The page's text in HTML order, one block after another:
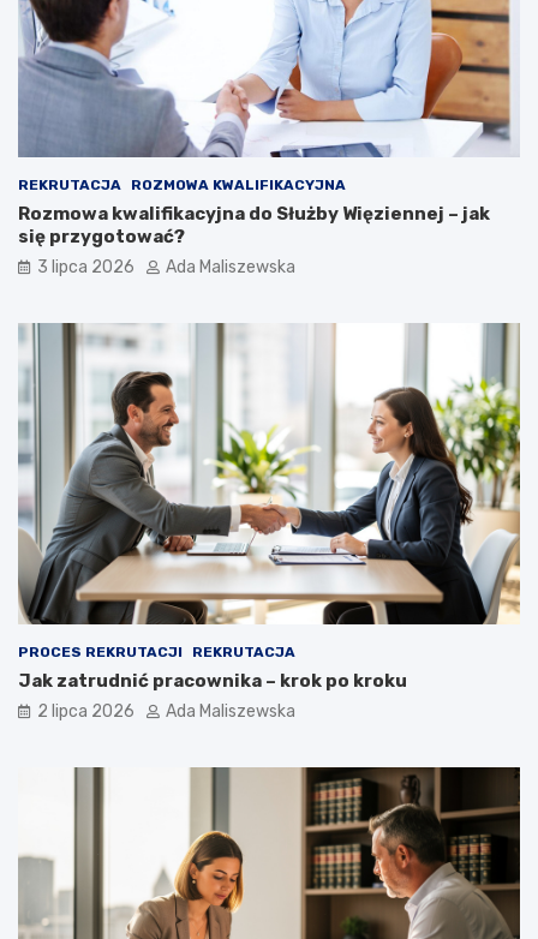
REKRUTACJA ROZMOWA KWALIFIKACYJNA
Rozmowa kwalifikacyjna do Służby Więziennej – jak
się przygotować?
3 lipca 2026 Ada Maliszewska
PROCES REKRUTACJI REKRUTACJA
Jak zatrudnić pracownika – krok po kroku
2 lipca 2026 Ada Maliszewska